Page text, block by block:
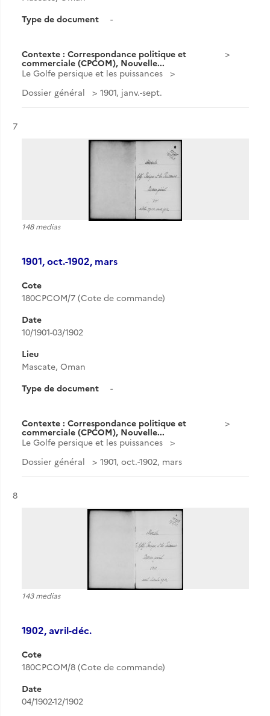
Type de document
-
Contexte : Correspondance politique et
commerciale (CPCOM), Nouvelle...
Le Golfe persique et les puissances
Dossier général
1901, janv.-sept.
Résultat n°
7
148 medias
1901, oct.-1902, mars
Cote
180CPCOM/7 (Cote de commande)
Date
10/1901-03/1902
Lieu
Mascate, Oman
Type de document
-
Contexte : Correspondance politique et
commerciale (CPCOM), Nouvelle...
Le Golfe persique et les puissances
Dossier général
1901, oct.-1902, mars
Résultat n°
8
143 medias
1902, avril-déc.
Cote
180CPCOM/8 (Cote de commande)
Date
04/1902-12/1902